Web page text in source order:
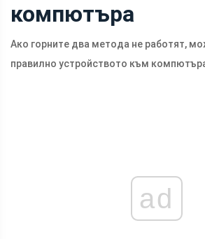
компютъра
Ако горните два метода не работят,
правилно устройството към
ad